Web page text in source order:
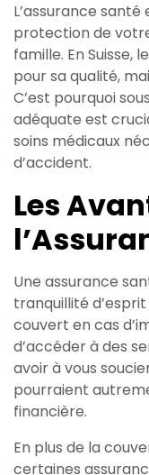
L’assurance
protection de
famille. En Suisse,
pour sa qualité,
C’est pourquoi
adéquate est
soins médicaux
d’accident.
Les
Une assurance
tranquillité
couvert en cas
d’accéder à des
avoir à vous
pourraient
financière.
En plus de la
certaines